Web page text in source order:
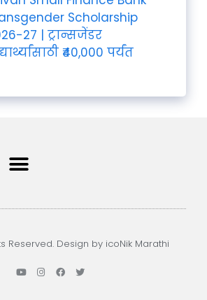
Scholarship
27 | ट्रान्सजेंडर
₹40,000 पर्यंत
Reserved. Design by icoNik Marathi